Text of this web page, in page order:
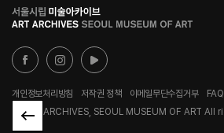
로
고
개인정보처리방침 저작권 정책 이메일무단수집거부 FAQ
© ART ARCHIVES, SEOUL MUSEUM OF ART All